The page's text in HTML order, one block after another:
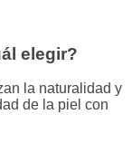
elegir?
la naturalidad y
de la piel con